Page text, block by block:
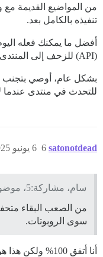
من المواضيع القديمة مع
تنفيذه بالكامل بعد.
أفضل ما يمكنك فعله
(API) للزحف إلى المنتدى ثم تغذيته بنموذج لغوي كبير (LLM).
بشكل عام، أوصي بتجنب
للتحدث في منتدى عندما
satonotdead 6 يونيو 2025، 3:17ص 6
سام، مشاركة:5، موضوع:368851:
من الصعب البقاء
سوى الروبوتات.
أنا أتفق 100% ولكن هذا هو أساسًا ما أصبح عليه